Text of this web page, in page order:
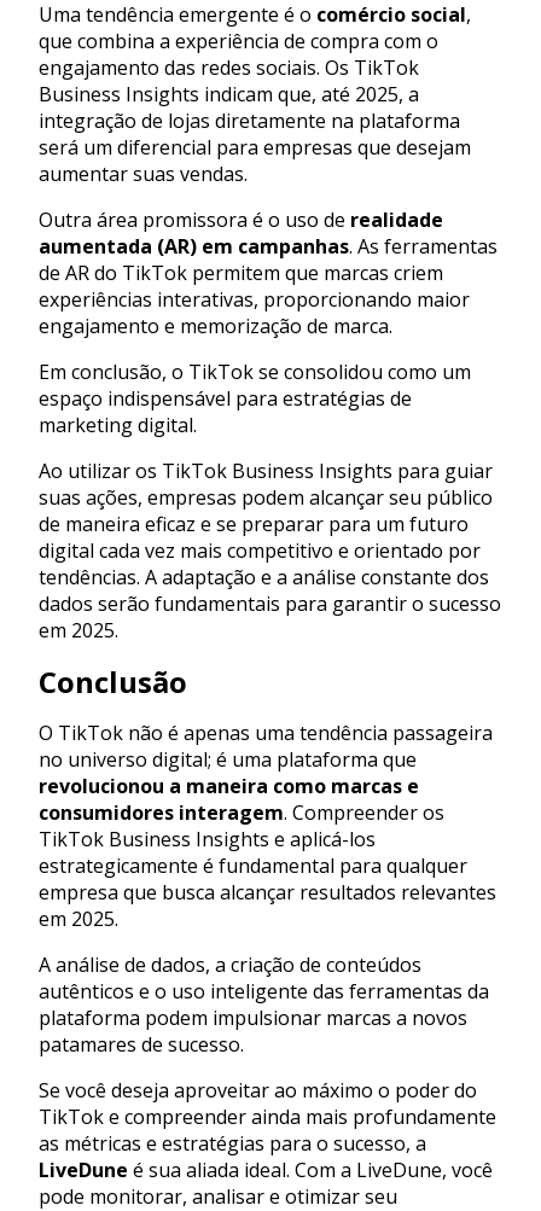
Uma tendência emergente é o comércio social,
que combina a experiência de compra com o
engajamento das redes sociais. Os TikTok
Business Insights indicam que, até 2025, a
integração de lojas diretamente na plataforma
será um diferencial para empresas que desejam
aumentar suas vendas.
Outra área promissora é o uso de realidade
aumentada (AR) em campanhas. As ferramentas
de AR do TikTok permitem que marcas criem
experiências interativas, proporcionando maior
engajamento e memorização de marca.
Em conclusão, o TikTok se consolidou como um
espaço indispensável para estratégias de
marketing digital.
Ao utilizar os TikTok Business Insights para guiar
suas ações, empresas podem alcançar seu público
de maneira eficaz e se preparar para um futuro
digital cada vez mais competitivo e orientado por
tendências. A adaptação e a análise constante dos
dados serão fundamentais para garantir o sucesso
em 2025.
Conclusão
O TikTok não é apenas uma tendência passageira
no universo digital; é uma plataforma que
revolucionou a maneira como marcas e
consumidores interagem. Compreender os
TikTok Business Insights e aplicá-los
estrategicamente é fundamental para qualquer
empresa que busca alcançar resultados relevantes
em 2025.
A análise de dados, a criação de conteúdos
autênticos e o uso inteligente das ferramentas da
plataforma podem impulsionar marcas a novos
patamares de sucesso.
Se você deseja aproveitar ao máximo o poder do
TikTok e compreender ainda mais profundamente
as métricas e estratégias para o sucesso, a
LiveDune é sua aliada ideal. Com a LiveDune, você
pode monitorar, analisar e otimizar seu